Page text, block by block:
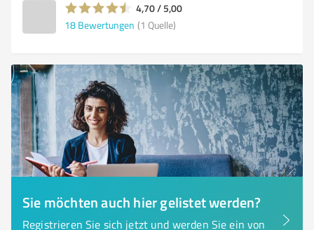
4,70 / 5,00
18 Bewertungen (1 Quelle)
Sie möchten auch hier gelistet werden?
Registrieren Sie sich jetzt und werden Sie ein von